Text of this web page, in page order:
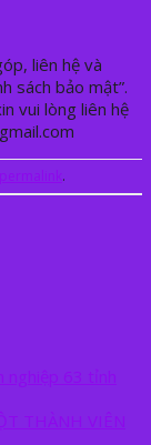
liên hệ và
sách bảo mật”.
vui lòng liên hệ
permalink.
nghiệp 63 tỉnh
THÀNH VIÊN